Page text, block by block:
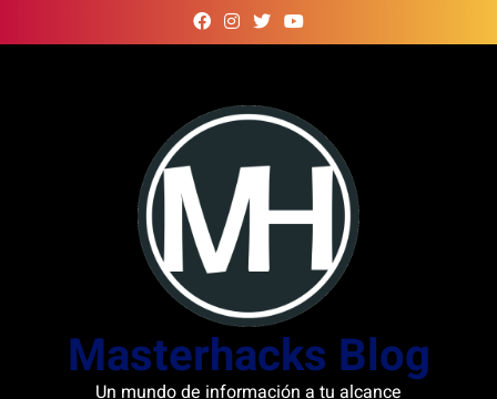
to
Masterhacks Blog
Un mundo de información a tu alcance